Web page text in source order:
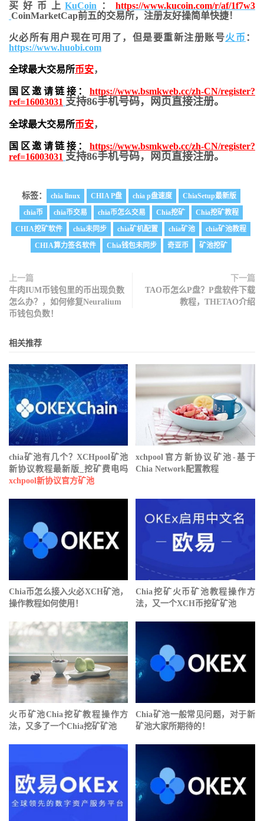
买好币上KuCoin ：https://www.kucoin.com/r/af/1f7w3
CoinMarketCap前五的交易所，注册友好操简单快捷！
火必所有用户现在可用了，但是要重新注册账号火币 ：
https://www.huobi.com
全球最大交易所币安，
国区邀请链接： https://www.bsmkweb.cc/zh-CN/register?
ref=16003031 支持86手机号码，网页直接注册。
全球最大交易所币安，
国区邀请链接： https://www.bsmkweb.cc/zh-CN/register?
ref=16003031 支持86手机号码，网页直接注册。
标签： chia linux CHIA P盘 chia p盘速度
ChiaSetup最新版
chia币
chia币交易 chia币怎么交易 Chia挖矿
Chia挖矿教程
CHIA挖矿软件
chia未同步 chia矿机配置 chia矿池
chia矿池教程
CHIA算力签名软件
Chia钱包未同步 奇亚币 矿池挖矿
上一篇
牛肉IUM币钱包里的币出现负数
怎么办？，如何修复Neuralium
币钱包负数！
下一篇
TAO币怎么P盘？P盘软件下载
教程，THETAO介绍
相关推荐
chia矿池有几个？XCHpool矿池
新协议教程最新版_挖矿费电吗
xchpool新协议官方矿池
xchpool官方新协议矿池-基于
Chia Network配置教程
Chia币怎么接入火必XCH矿池，
操作教程如何使用！
Chia挖矿⽕币矿池教程操作方
法，又一个XCH币挖矿矿池
⽕币矿池Chia挖矿教程操作方
法，又多了一个Chia挖矿矿池
Chia矿池一般常见问题，对于新
矿池大家所期待的！